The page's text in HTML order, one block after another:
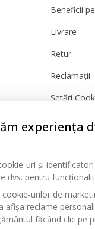
Beneficii
Livrare
Retur
Reclamații
Setări
Siguranță
experiența
uri și
dvs. pentru
cookie-urilor de
afișa reclame
făcând clic pe